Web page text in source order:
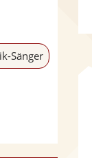
Sänger